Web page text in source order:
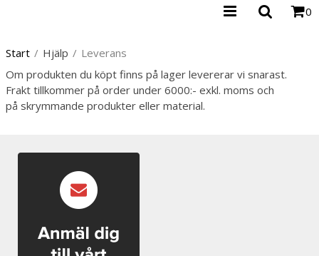
0
Start / Hjälp / Leverans
Om produkten du köpt finns på lager levererar vi snarast.
Frakt tillkommer på order under 6000:- exkl. moms och
på skrymmande produkter eller material.